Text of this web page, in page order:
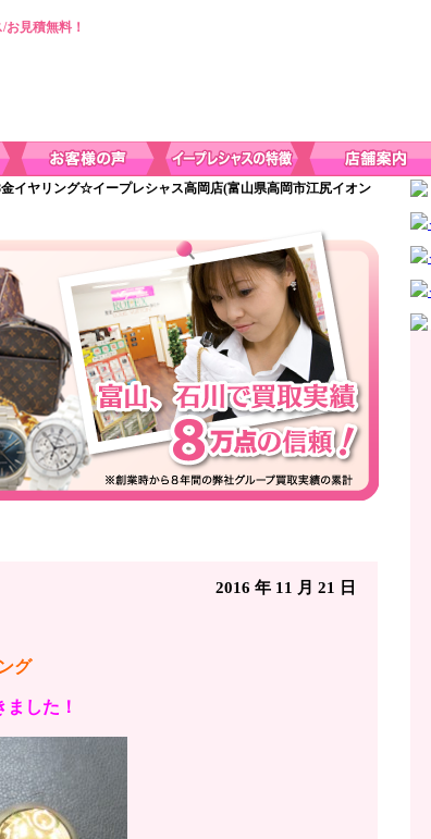
見積無料！
イヤリング☆イープレシャス高岡店(富山県高岡市江尻イオン
2016 年 11 月 21 日
グ
した！